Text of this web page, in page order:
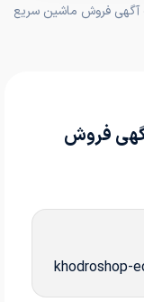
فروش ماشین سریع
فروش
khodroshop-